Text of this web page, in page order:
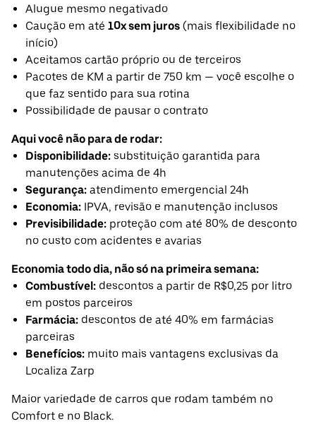
Alugue mesmo negativado
Caução em até 10x sem juros (mais flexibilidade no
início)
Aceitamos cartão próprio ou de terceiros
Pacotes de KM a partir de 750 km — você escolhe o
que faz sentido para sua rotina
Possibilidade de pausar o contrato
Aqui você não para de rodar:
Disponibilidade: substituição garantida para
manutenções acima de 4h
Segurança: atendimento emergencial 24h
Economia: IPVA, revisão e manutenção inclusos
Previsibilidade: proteção com até 80% de desconto
no custo com acidentes e avarias
Economia todo dia, não só na primeira semana:
Combustível: descontos a partir de R$0,25 por litro
em postos parceiros
Farmácia: descontos de até 40% em farmácias
parceiras
Benefícios: muito mais vantagens exclusivas da
Localiza Zarp
Maior variedade de carros que rodam também no
Comfort e no Black.